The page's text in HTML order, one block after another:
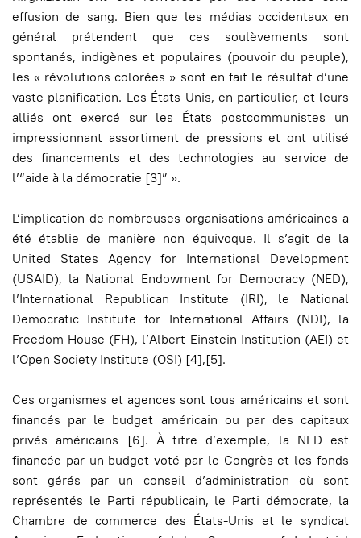
effusion de sang. Bien que les médias occidentaux en
général prétendent que ces soulèvements sont
spontanés, indigènes et populaires (pouvoir du peuple),
les « révolutions colorées » sont en fait le résultat d’une
vaste planification. Les États-Unis, en particulier, et leurs
alliés ont exercé sur les États postcommunistes un
impressionnant assortiment de pressions et ont utilisé
des financements et des technologies au service de
l’“aide à la démocratie [3]” ».
L’implication de nombreuses organisations américaines a
été établie de manière non équivoque. Il s’agit de la
United States Agency for International Development
(USAID), la National Endowment for Democracy (NED),
l’International Republican Institute (IRI), le National
Democratic Institute for International Affairs (NDI), la
Freedom House (FH), l’Albert Einstein Institution (AEI) et
l’Open Society Institute (OSI) [4],[5].
Ces organismes et agences sont tous américains et sont
financés par le budget américain ou par des capitaux
privés américains [6]. À titre d’exemple, la NED est
financée par un budget voté par le Congrès et les fonds
sont gérés par un conseil d’administration où sont
représentés le Parti républicain, le Parti démocrate, la
Chambre de commerce des États-Unis et le syndicat